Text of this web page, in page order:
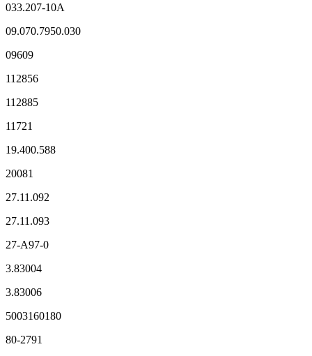
033.207-10A
09.070.7950.030
09609
112856
112885
11721
19.400.588
20081
27.11.092
27.11.093
27-A97-0
3.83004
3.83006
5003160180
80-2791